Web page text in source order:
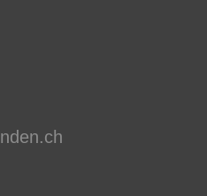
nd n ch